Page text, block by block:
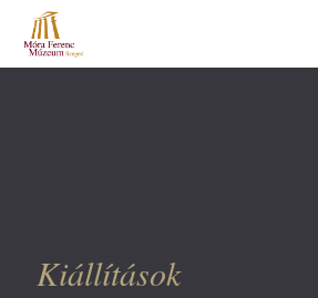
Kiállítások